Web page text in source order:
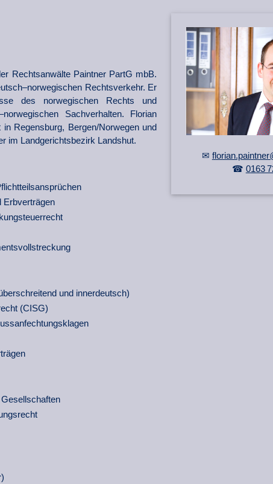
✉
☎ 0163
Rechtsanwälte Paintner PartG mbB.
Rechtsverkehr. Er
des norwegischen Rechts und
Sachverhalten. Florian
in Regensburg, Bergen/Norwegen und
im Landgerichtsbezirk Landshut.
Erb­verträgen
und inner­deutsch)
(CISG)